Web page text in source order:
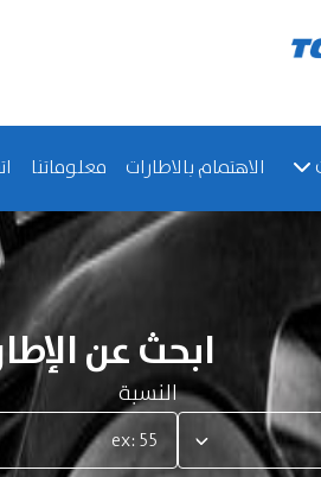
الاهتمام بالاطارات معلوماتنا
ابحث عن
النسبة